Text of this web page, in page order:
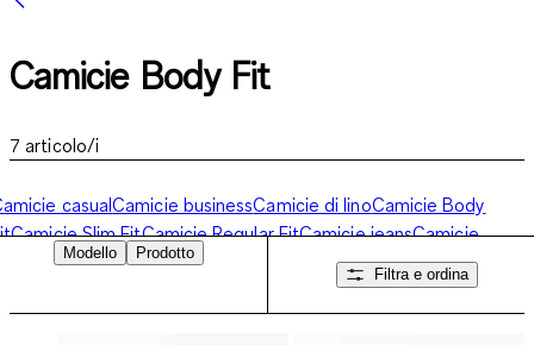
Camicie Body Fit
7 articolo/i
casualCamicie businessCamicie di linoCamicie Body
Camicie Slim FitCamicie Regular FitCamicie jeansCamicie
corto uomoCamicie no stiro Camicie uomo manica lunga
Modello
Prodotto
Filtra e ordina